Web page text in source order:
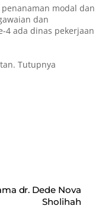
modal dan
dan
4 ada dinas pekerjaan
Tutupnya
dr. Dede Nova
Sholihah